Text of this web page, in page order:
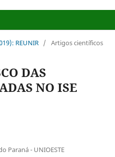
REUNIR / Artigos científicos
DAS
NO ISE
Paraná - UNIOESTE